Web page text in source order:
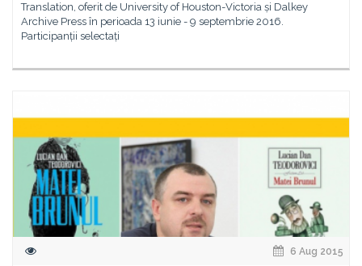
Translation, oferit de University of Houston-Victoria și Dalkey
Archive Press în perioada 13 iunie - 9 septembrie 2016.
Participanții selectați
6 Aug 2015